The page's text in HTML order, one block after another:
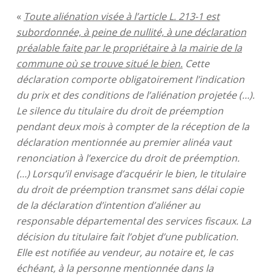
« Toute aliénation visée à l’article L. 213-1 est
subordonnée, à peine de nullité, à une déclaration
préalable faite par le propriétaire à la mairie de la
commune où se trouve situé le bien. Cette
déclaration comporte obligatoirement l’indication
du prix et des conditions de l’aliénation projetée (…).
Le silence du titulaire du droit de préemption
pendant deux mois à compter de la réception de la
déclaration mentionnée au premier alinéa vaut
renonciation à l’exercice du droit de préemption.
(…) Lorsqu’il envisage d’acquérir le bien, le titulaire
du droit de préemption transmet sans délai copie
de la déclaration d’intention d’aliéner au
responsable départemental des services fiscaux. La
décision du titulaire fait l’objet d’une publication.
Elle est notifiée au vendeur, au notaire et, le cas
échéant, à la personne mentionnée dans la